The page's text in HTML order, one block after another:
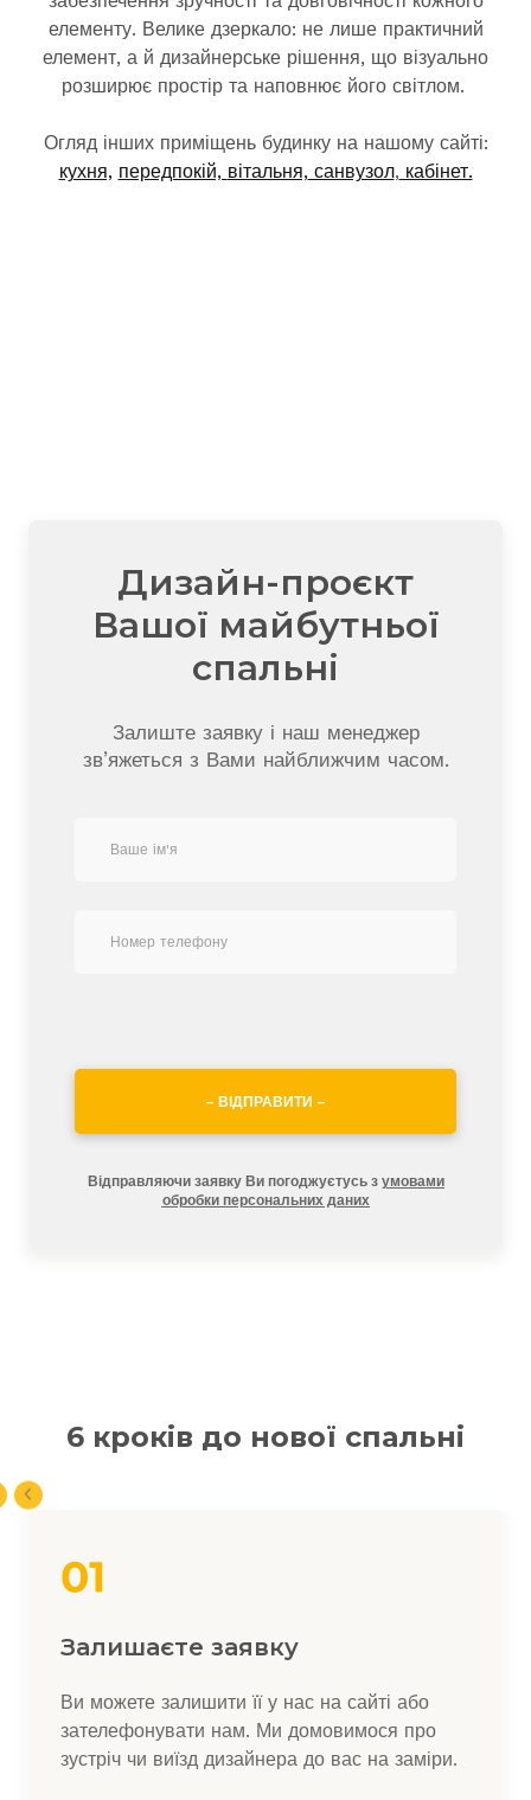
елементу. Велике дзеркало: не лише практичний
елемент, а й дизайнерське рішення, що візуально
розширює простір та наповнює його світлом.
Огляд інших приміщень будинку на нашому сайті:
кухня, передпокій, вітальня, санвузол, кабінет.
Дизайн-проєкт
Вашої майбутньої
спальні
Залиште заявку і наш менеджер
зв’яжеться з Вами найближчим часом.
– ВІДПРАВИТИ –
Відправляючи заявку Ви погоджуєтусь з умовами
обробки персональних даних
6 кроків до нової спальні
Залишаєте заявку
Ви можете залишити її у нас на сайті або
зателефонувати нам. Ми домовимося про
зустріч чи виїзд дизайнера до вас на заміри.